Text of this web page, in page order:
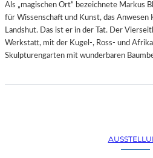
Als „magischen Ort“ bezeichnete Markus
für Wissenschaft und Kunst, das Anwesen
Landshut. Das ist er in der Tat. Der
Werkstatt, mit der Kugel-, Ross- und
Skulpturengarten mit wunderbaren